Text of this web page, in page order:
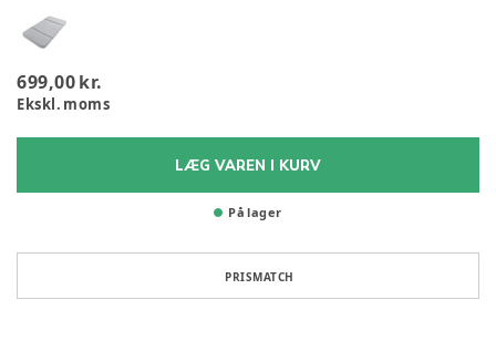
699,00 kr.
Ekskl. moms
LÆG VAREN I KURV
På lager
PRISMATCH